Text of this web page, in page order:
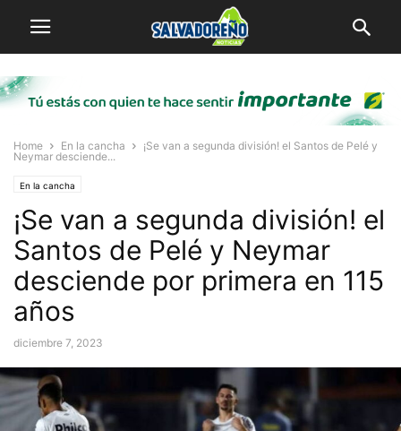
Home En la cancha
¡Se van a segunda división! el Santos de Pelé y
Neymar desciende...
En la cancha
¡Se van a segunda división! el
Santos de Pelé y Neymar
desciende por primera en 115
años
diciembre 7, 2023